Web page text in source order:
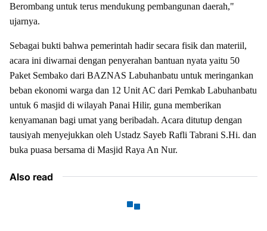
Berombang untuk terus mendukung pembangunan daerah,"
ujarnya.
Sebagai bukti bahwa pemerintah hadir secara fisik dan materiil,
acara ini diwarnai dengan penyerahan bantuan nyata yaitu 50
Paket Sembako dari BAZNAS Labuhanbatu untuk meringankan
beban ekonomi warga dan 12 Unit AC dari Pemkab Labuhanbatu
untuk 6 masjid di wilayah Panai Hilir, guna memberikan
kenyamanan bagi umat yang beribadah. Acara ditutup dengan
tausiyah menyejukkan oleh Ustadz Sayeb Rafli Tabrani S.Hi. dan
buka puasa bersama di Masjid Raya An Nur.
Also read